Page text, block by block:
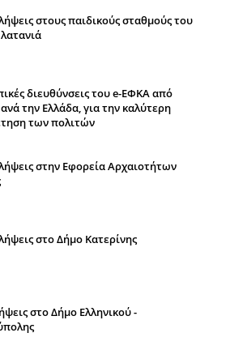
στους παιδικούς σταθμούς του
διευθύνσεις του e-ΕΦΚΑ από
την Ελλάδα, για την καλύτερη
των πολιτών
στην Εφορεία Αρχαιοτήτων
στο Δήμο Κατερίνης
στο Δήμο Ελληνικού -